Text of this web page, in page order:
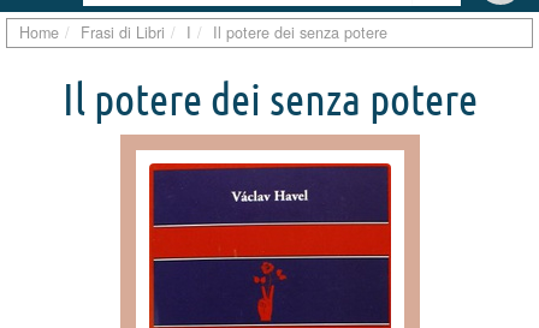
Home Frasi di Libri I Il potere dei senza potere
Il potere dei senza potere